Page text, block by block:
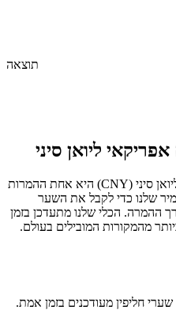
תוצאה
אפריקאי ליואן סיני
יואן סיני (
CNY) היא אחת ההמרות
שלנו כדי לקבל את השער
ההמרה. הכלי שלנו מתעדכן בזמן
מהמקורות המובילים בעולם.
חליפין מעודכנים בזמן אמת.